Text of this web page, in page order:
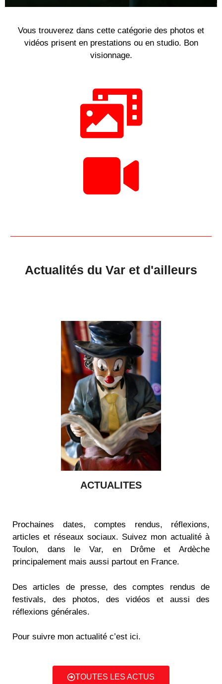
Vous trouverez dans cette catégorie des photos et
vidéos prisent en prestations ou en studio. Bon
visionnage.
Actualités du Var et d'ailleurs
ACTUALITES
Prochaines dates, comptes rendus, réflexions,
articles et réseaux sociaux. Suivez mon actualité à
Toulon, dans le Var, en Drôme et Ardèche
principalement mais aussi partout en France.
Des articles de presse, des comptes rendus de
festivals, des photos, des vidéos et aussi des
réflexions générales.
Pour suivre mon actualité c’est ici.
TOUTES LES ACTUS